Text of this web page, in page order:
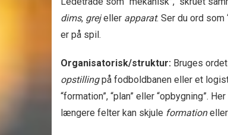
dims, grejeller apparat. Ser du ord som
er på spil.
Organisatorisk/struktur: Bruges
opstillingpå fodboldbanen eller et
“formation”, “plan” eller “opbygning”.
længere felter kan skjule formationeller